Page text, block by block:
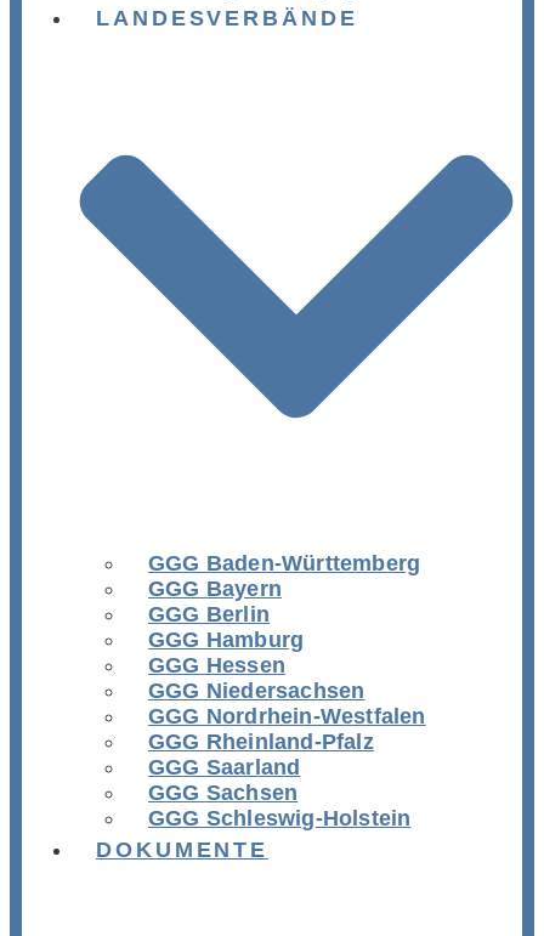
LANDESVERBÄNDE
GGG Baden-Württemberg
GGG Bayern
GGG Berlin
GGG Hamburg
GGG Hessen
GGG Niedersachsen
GGG Nordrhein-Westfalen
GGG Rheinland-Pfalz
GGG Saarland
GGG Sachsen
GGG Schleswig-Holstein
DOKUMENTE